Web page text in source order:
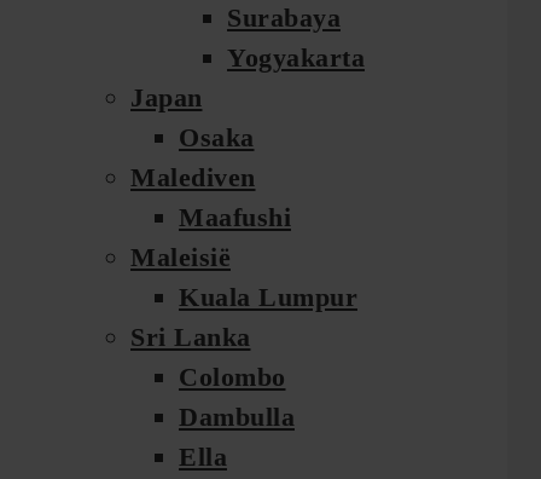
Surabaya
Yogyakarta
Japan
Osaka
Malediven
Maafushi
Maleisië
Kuala Lumpur
Sri Lanka
Colombo
Dambulla
Ella